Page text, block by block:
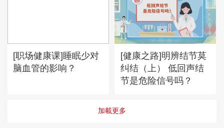
[职场健康课]睡眠少对
脑血管的影响？
[健康之路]明辨结节莫
纠结（上） 低回声结
节是危险信号吗？
加載更多